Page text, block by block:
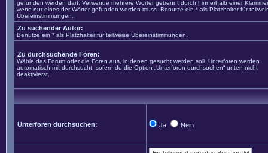
gefunden werden darf. Verwende mehrere Wörter getrennt durch | innerhalb einer
wenn nur eines der Wörter gefunden werden muss. Benutze ein * als Platzhalter für
Übereinstimmungen.
Zu suchender Autor:
Benutze ein * als Platzhalter für teilweise Übereinstimmungen.
Zu durchsuchende Foren:
Wähle das Forum oder die Foren aus, in denen gesucht werden soll. Unterforen werden
automatisch mit durchsucht, sofern du die Option „Unterforen durchsuchen“ unten nicht
deaktivierst.
Unterforen durchsuchen: Ja Nein